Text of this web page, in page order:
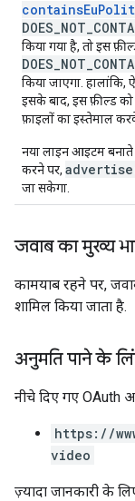
किया गया है, तो इस
किया जाएगा. हालांकि,
इसके बाद, इस फ़ील्ड
फ़ाइलों का इस्तेमाल
नया लाइन आइटम बनाते
करने पर,
जा सकेगा
जवाब का मुख्य
कामयाब रहने पर,
शामिल किया जाता है.
अनुमति पाने के
नीचे दिए गए OAuth
https://
video
ज़्यादा जानकारी के